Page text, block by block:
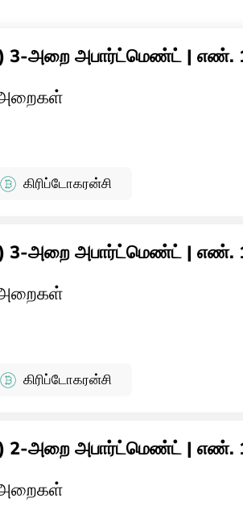
3-அறை அபார்ட்மெண்ட் | எண்.
கிரிப்டோகரன்சி
3-அறை அபார்ட்மெண்ட் | எண்.
கிரிப்டோகரன்சி
2-அறை அபார்ட்மெண்ட் | எண்.